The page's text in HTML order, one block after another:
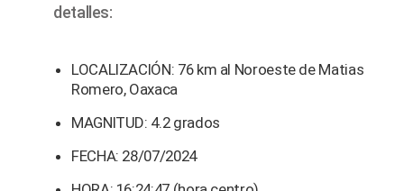
detalles:
LOCALIZACIÓN: 76 km al Noroeste de Matias
Romero, Oaxaca
MAGNITUD: 4.2 grados
FECHA: 28/07/2024